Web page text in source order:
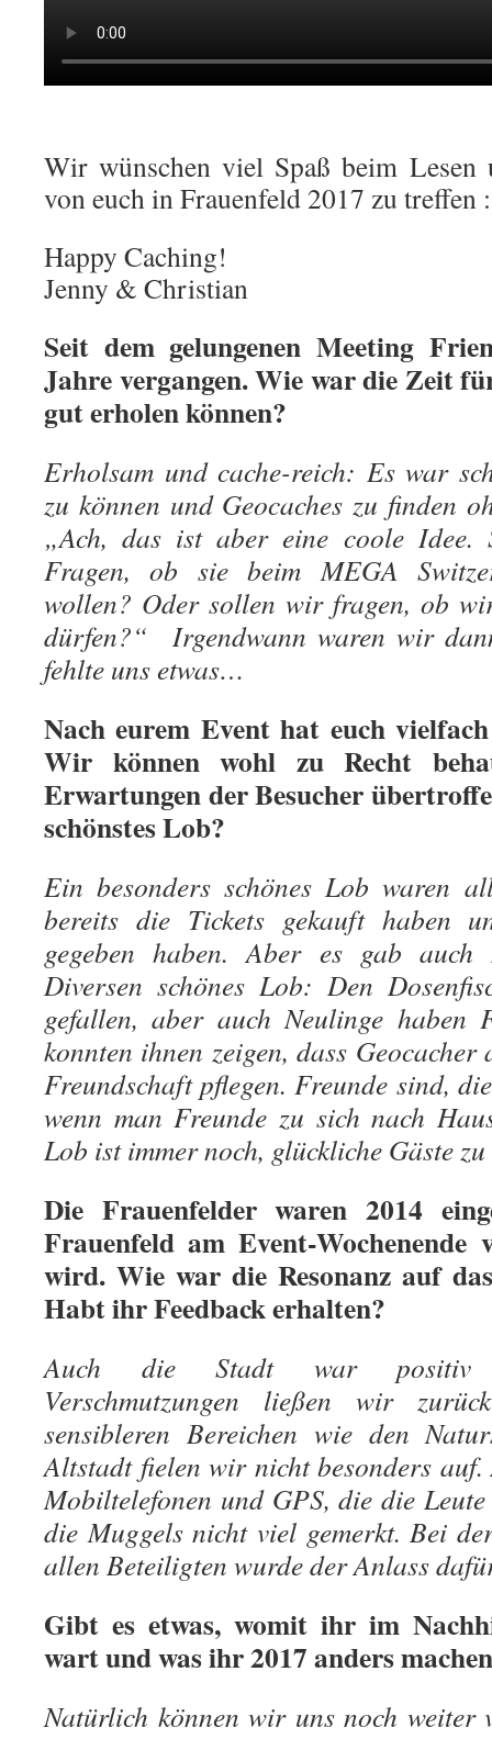
Wir wünschen viel Spaß beim Lesen
von euch in Frauenfeld 2017 zu treffen
Happy Caching!
Jenny & Christian
Seit dem gelungenen Meeting
Jahre vergangen. Wie war die Zeit
gut erholen können?
Erholsam und cache-reich: Es war
zu können und Geocaches zu finden
„Ach, das ist aber eine coole Idee.
Fragen, ob sie beim MEGA
wollen? Oder sollen wir fragen, ob
dürfen?“ Irgendwann waren wir
fehlte uns etwas…
Nach eurem Event hat euch
Wir können wohl zu Recht
Erwartungen der Besucher
schönstes Lob?
Ein besonders schönes Lob waren
bereits die Tickets gekauft haben
gegeben haben. Aber es gab
Diversen schönes Lob: Den
gefallen, aber auch Neulinge haben
konnten ihnen zeigen, dass
Freundschaft pflegen. Freunde sind,
wenn man Freunde zu sich nach
Lob ist immer noch, glückliche Gäste
Die Frauenfelder waren 2014
Frauenfeld am Event-Wochenende
wird. Wie war die Resonanz auf
Habt ihr Feedback erhalten?
Auch die Stadt war positiv
Verschmutzungen ließen wir
sensibleren Bereichen wie den
Altstadt fielen wir nicht besonders auf.
Mobiltelefonen und GPS, die die
die Muggels nicht viel gemerkt. Bei
allen Beteiligten wurde der Anlass
Gibt es etwas, womit ihr im
wart und was ihr 2017 anders
Natürlich können wir uns noch weiter